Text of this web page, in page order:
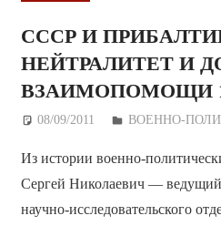
СССР И
НЕЙТРАЛИТЕТ И
ВЗАИМОПОМОЩИ
08/09/2011 Дежурный по
ВОЕННО-
Из истории военно-
Сергей Николаевич —
научно-исследовательского